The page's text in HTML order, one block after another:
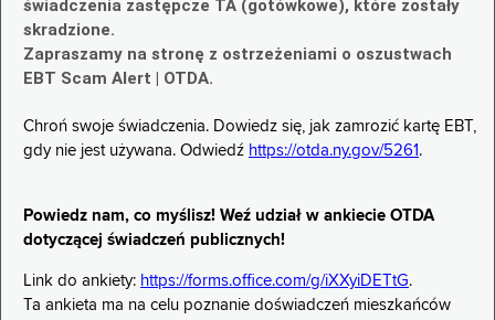
świadczenia zastępcze TA (gotówkowe), które zostały
skradzione.
Zapraszamy na stronę z ostrzeżeniami o oszustwach
EBT Scam Alert | OTDA.
Chroń swoje świadczenia. Dowiedz się, jak zamrozić kartę EBT,
gdy nie jest używana. Odwiedź https://otda.ny.gov/5261 .
Powiedz nam, co myślisz! Weź udział w ankiecie OTDA
dotyczącej świadczeń publicznych!
Link do ankiety: https://forms.office.com/g/iXXyiDETtG.
Ta ankieta ma na celu poznanie doświadczeń mieszkańców